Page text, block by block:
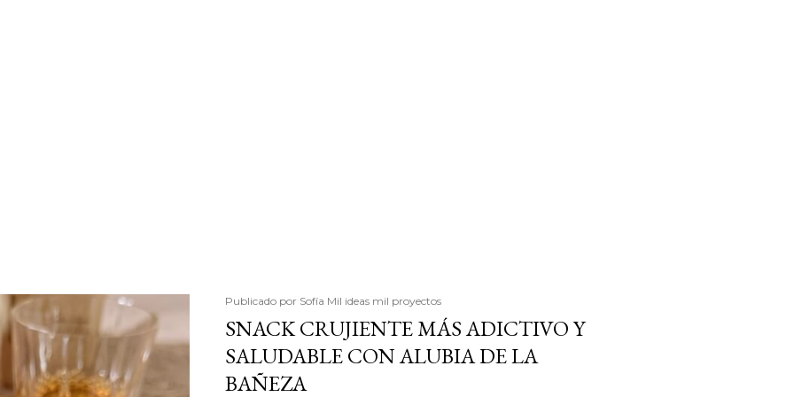
Publicado por Sofía Mil ideas mil proyectos
SNACK CRUJIENTE MÁS ADICTIVO Y
SALUDABLE CON ALUBIA DE LA
BAÑEZA